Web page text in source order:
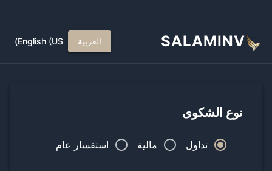
SALAMINV العربية English (US)
نوع الشكوى
تداول مالية استفسار عام